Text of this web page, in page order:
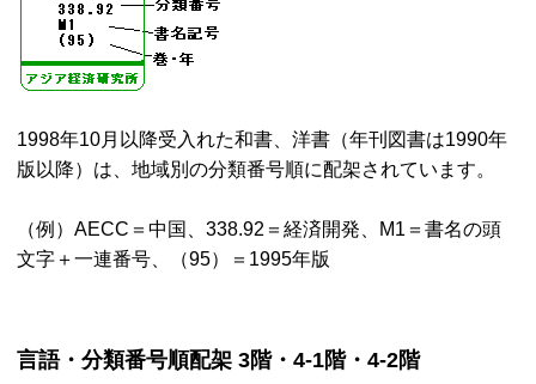
1998年10月以降受入れた和書、洋書（年刊図書は1990年
版以降）は、地域別の分類番号順に配架されています。
（例）AECC＝中国、338.92＝経済開発、M1＝書名の頭
文字＋一連番号、（95）＝1995年版
言語・分類番号順配架 3階・4-1階・4-2階